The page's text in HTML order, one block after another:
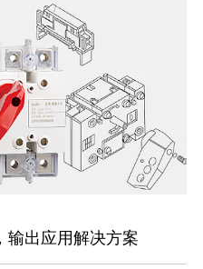
输出应用解决方案